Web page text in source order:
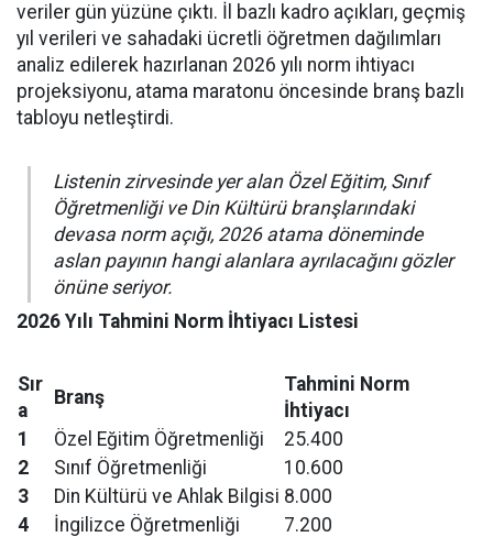
veriler gün yüzüne çıktı. İl bazlı kadro açıkları, geçmiş
yıl verileri ve sahadaki ücretli öğretmen dağılımları
analiz edilerek hazırlanan 2026 yılı norm ihtiyacı
projeksiyonu, atama maratonu öncesinde branş bazlı
tabloyu netleştirdi.
Listenin zirvesinde yer alan Özel Eğitim, Sınıf
Öğretmenliği ve Din Kültürü branşlarındaki
devasa norm açığı, 2026 atama döneminde
aslan payının hangi alanlara ayrılacağını gözler
önüne seriyor.
2026 Yılı Tahmini Norm İhtiyacı Listesi
Sır
a
Branş
Tahmini Norm
İhtiyacı
1
Özel Eğitim Öğretmenliği
25.400
2
Sınıf Öğretmenliği
10.600
3
Din Kültürü ve Ahlak Bilgisi 8.000
4
İngilizce Öğretmenliği
7.200